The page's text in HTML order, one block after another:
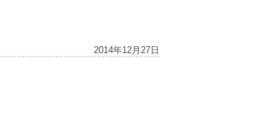
2014年12月27日